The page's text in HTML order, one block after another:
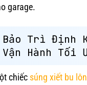
garage.
Bảo Trì Định
Vận Hành Tối
chiếc súng xiết bu